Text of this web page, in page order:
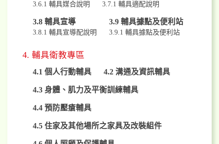
3.6.1 輔具媒合說明 3.7.1 輔具適配說明
3.8 輔具宣導
3.8.1 輔具宣導配說明
3.9 輔具據點及便利站
3.9.1 輔具據點及便利站
4. 輔具衛教專區
4.1 個人行動輔具 4.2 溝通及資訊輔具
4.3 身體、肌力及平衡訓練輔具
4.4 預防壓瘡輔具
4.5 住家及其他場所之家具及改裝組件